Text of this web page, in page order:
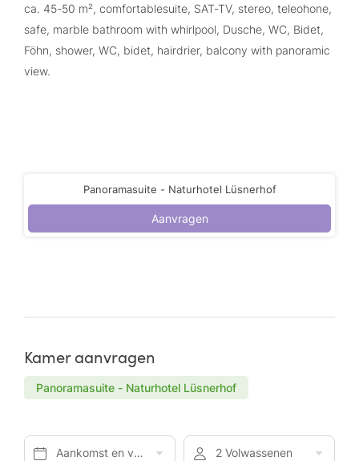
ca. 45-50 m², comfortablesuite, SAT-TV, stereo, teleohone,
safe, marble bathroom with whirlpool, Dusche, WC, Bidet,
Föhn, shower, WC, bidet, hairdrier, balcony with panoramic
view.
Panoramasuite - Naturhotel Lüsnerhof
Aanvragen
Kamer aanvragen
Panoramasuite - Naturhotel Lüsnerhof
Aankomst en vertrek* 2 Volwassenen